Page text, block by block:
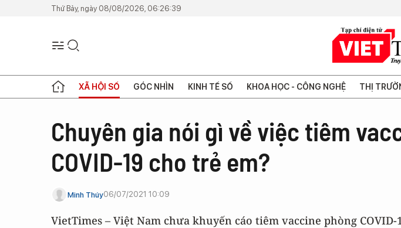
Thứ Bảy, ngày 08/08/2026, 06:26:39
XÃ HỘI SỐ GÓC NHÌN KINH TẾ SỐ KHOA HỌC - CÔNG NGHỆ THỊ
Chuyên gia nói gì về việc tiêm
COVID-19 cho trẻ em?
Minh Thúy06/07/2021 10:09
VietTimes – Việt Nam chưa khuyến cáo tiêm vaccine phòng